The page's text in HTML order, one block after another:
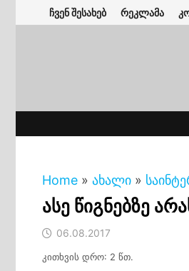
to
ჩვენ შესახებ რეკლამა
Home » ახალი »
ასე წიგნებზე
06.08.2017
კითხვის დრო: 2 წთ.